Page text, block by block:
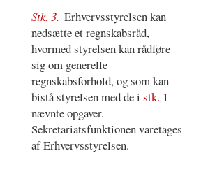
Stk. 3. Erhvervsstyrelsen kan
nedsætte et regnskabsråd,
hvormed styrelsen kan rådføre
sig om generelle
regnskabsforhold, og som kan
bistå styrelsen med de i stk. 1
nævnte opgaver.
Sekretariatsfunktionen varetages
af Erhvervsstyrelsen.